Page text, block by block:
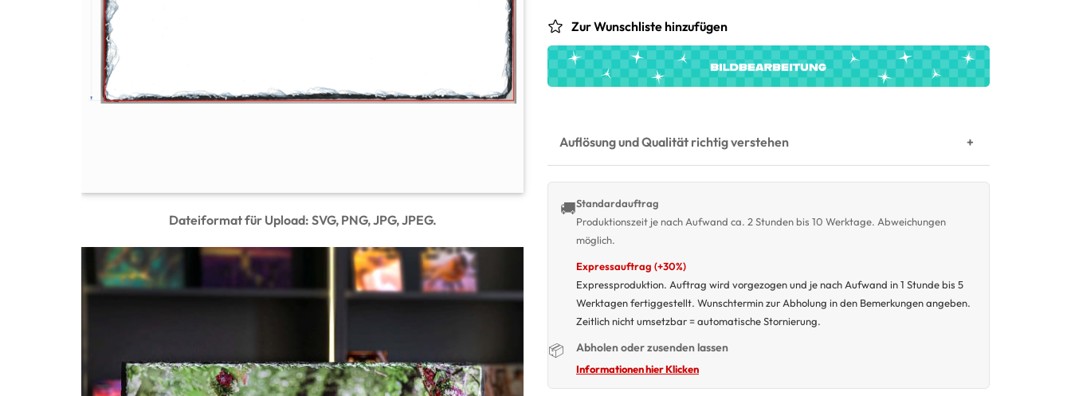
Dateiformat für Upload: SVG, PNG, JPG, JPEG.
Zur Wunschliste hinzufügen
Auflösung und Qualität richtig verstehen
🚚Standardauftrag
Produktionszeit je nach Aufwand ca. 2 Stunden bis 10 Werktage. Abweichungen
möglich.
Expressauftrag (+30%)
Expressproduktion. Auftrag wird vorgezogen und je nach Aufwand in 1 Stunde bis 5
Werktagen fertiggestellt. Wunschtermin zur Abholung in den Bemerkungen angeben.
Zeitlich nicht umsetzbar = automatische Stornierung.
📦 Abholen oder zusenden lassen
Informationen hier Klicken